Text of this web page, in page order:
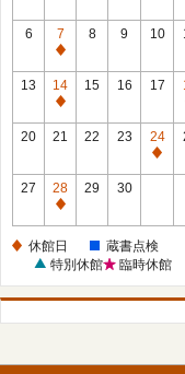
6
7
休
館
日
8 9 10
13
14
休
館
15 16 17
20 21 22 23
24
休
27
28
休
日
29 30
休館日
蔵書点検
特別休館
臨時休館